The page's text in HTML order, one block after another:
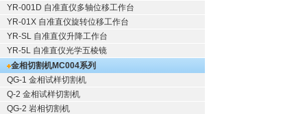
YR-001D 自准直仪多轴位移工作台
YR-01X 自准直仪旋转位移工作台
YR-SL 自准直仪升降工作台
YR-5L 自准直仪光学五棱镜
金相切割机MC004系列
QG-1 金相试样切割机
Q-2 金相试样切割机
QG-2 岩相切割机